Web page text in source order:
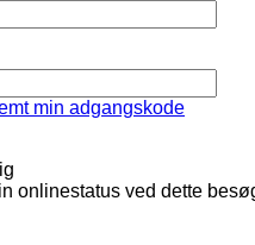
min adgangskode
onlinestatus ved dette